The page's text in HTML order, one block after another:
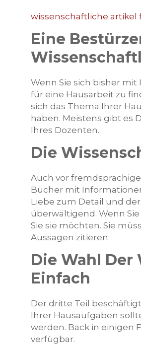
wissenschaftliche artikel
Eine
Wenn Sie sich bisher
für eine Hausarbeit zu
sich das Thema Ihrer
haben. Meistens gibt es
Ihres Dozenten.
Die
Auch vor
Bücher mit
Liebe zum Detail und
überwältigend. Wenn
Sie sie möchten. Sie
Aussagen zitieren.
Die Wahl
Einfach
Der dritte Teil
Ihrer Hausaufgaben
werden. Back in einigen
verfügbar.